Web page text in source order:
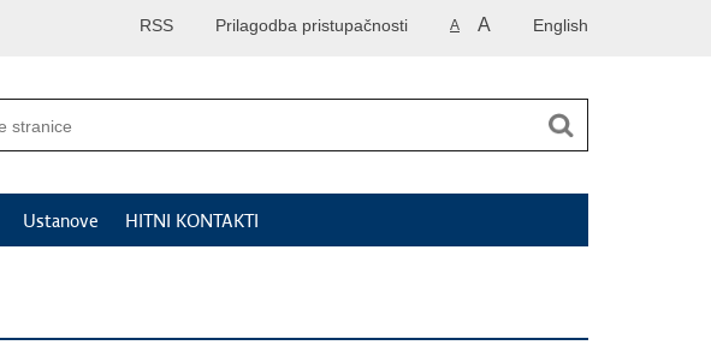
English
A A
Prilagodba pristupačnosti
RSS
Ustanove HITNI KONTAKTI